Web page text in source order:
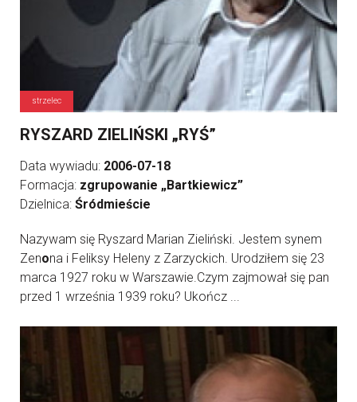
strzelec
RYSZARD ZIELIŃSKI „RYŚ”
Data wywiadu: 2006-07-18
Formacja: zgrupowanie „Bartkiewicz”
Dzielnica: Śródmieście
Nazywam się Ryszard Marian Zieliński. Jestem synem
Zenona i Feliksy Heleny z Zarzyckich. Urodziłem się 23
marca 1927 roku w Warszawie.Czym zajmował się pan
przed 1 września 1939 roku? Ukończ ...